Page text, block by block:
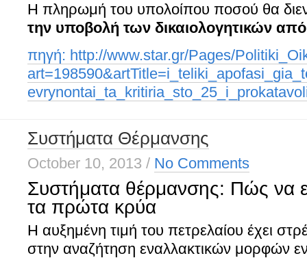
Η πληρωμή του υπολοίπου ποσού θα
την υποβολή των δικαιολογητικών
πηγή: http://www.star.gr/Pages/
Συστήματα Θέρμανσης
October 10, 2013/ No Comments
Συστήματα θέρμανσης: Πώς να
τα πρώτα κρύα
Η αυξημένη τιμή του πετρελαίου έχει
στην αναζήτηση εναλλακτικών μορφών